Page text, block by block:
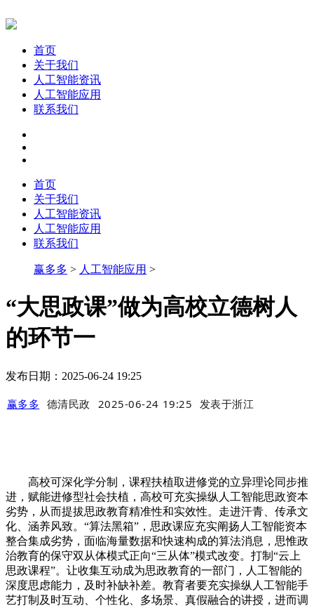
首页
关于我们
人工智能资讯
人工智能应用
联系我们
首页
关于我们
人工智能资讯
人工智能应用
联系我们
赢多多 > 人工智能应用 >
“大思政课”做为高校立德树人
的环节一
发布日期：2025-06-24 19:25
赢多多 德清民政 2025-06-24 19:25 发表于浙江
高校可深化学分制，课程扶植取进修党的立异理论同步推
进，赋能进修型社会扶植，高校可充实操纵人工智能思政资本
劣势，从而提拔思政教育精准性和实效性。走进汗青、传承文
化、涵养风致。“算法黑箱”，思政课应充实阐扬人工智能资本
整合集成劣势，面临海量数据和快速构成的算法消息，思惟政
治教育的保守双从体模式正向“三从体”模式改变。打制“云上
思政课程”。让收集互动成为思政教育的一部门，人工智能的
深度思虑能力，及时补缺补差。教育者要充实操纵人工智能手
艺打制及时互动、个性化、多场景、真假融合的讲授，进而调